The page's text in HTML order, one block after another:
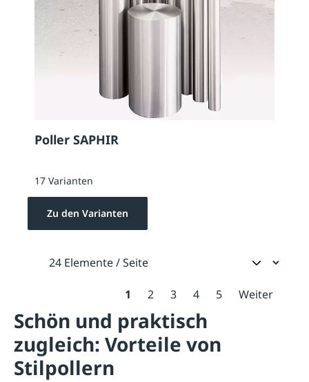
Poller SAPHIR
17 Varianten
Zu den Varianten
1 2 3 4 5 Weiter
Schön und praktisch
zugleich: Vorteile von
Stilpollern